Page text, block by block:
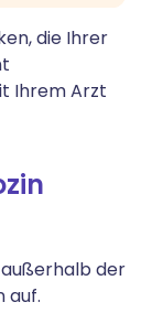
die Ihrer
Ihrem Arzt
der
auf.